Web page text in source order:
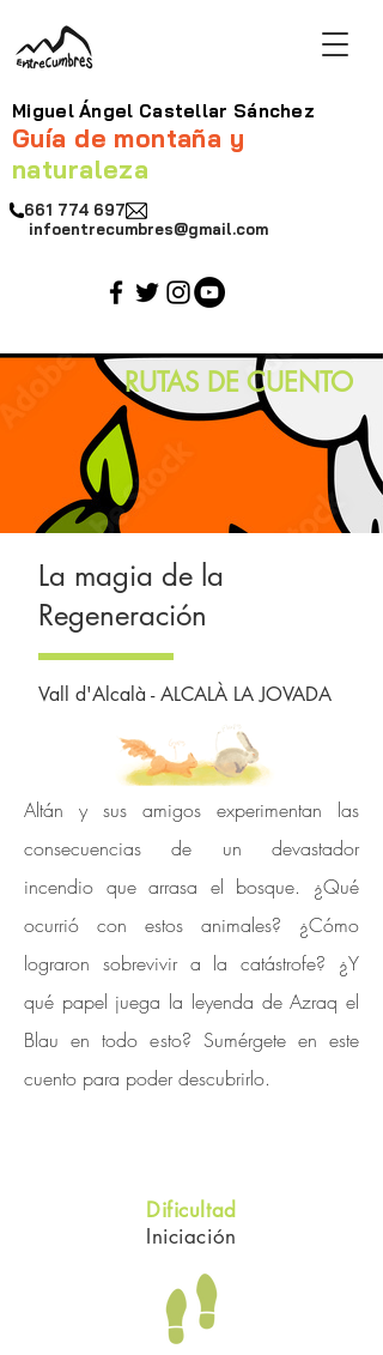
Miguel Ángel Castellar Sánchez
Guía de montaña y
naturaleza
661 774 697
infoentrecumbres@gmail.com
RUTAS DE CUENTO
La magia de la
Regeneración
Vall d'Alcalà - ALCALÀ LA JOVADA
Altán y sus amigos experimentan las
consecuencias de un devastador
incendio que arrasa el bosque. ¿Qué
ocurrió con estos animales? ¿Cómo
lograron sobrevivir a la catástrofe? ¿Y
qué papel juega la leyenda de Azraq el
Blau en todo esto? Sumérgete en este
cuento para poder descubrirlo.
Dificultad
Iniciación